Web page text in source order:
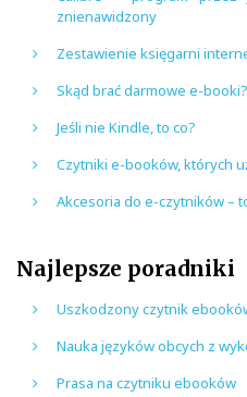
znienawidzony
Zestawienie księgarni
Skąd brać darmowe e-booki?
Jeśli nie Kindle, to co?
Czytniki e-booków, których
Akcesoria do e-czytników –
Najlepsze poradniki
Uszkodzony czytnik
Nauka języków obcych z
Prasa na czytniku ebooków